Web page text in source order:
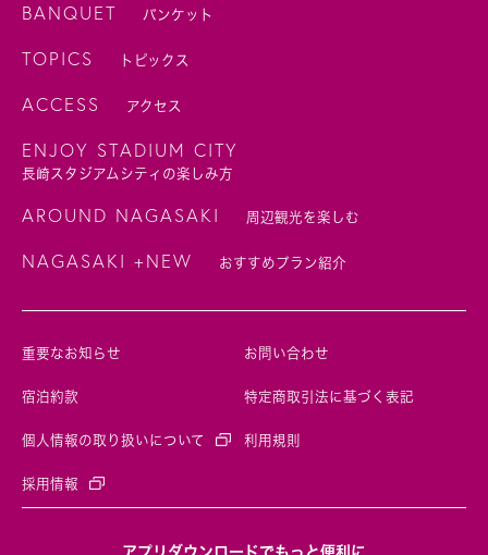
BANQUET バンケット
TOPICS トピックス
ACCESS アクセス
ENJOY STADIUM CITY
長崎スタジアムシティの楽しみ方
AROUND NAGASAKI 周辺観光を楽しむ
NAGASAKI +NEW おすすめプラン紹介
重要なお知らせ お問い合わせ
宿泊約款 特定商取引法に基づく表記
個人情報の取り扱いについて 利用規則
採用情報
アプリダウンロードでもっと便利に